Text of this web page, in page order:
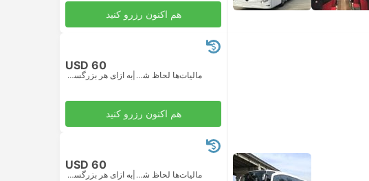
هم اکنون رزرو کنید
USD 60
مالیات‌ها لحاظ شده | به ازای هر بزرگسال
هم اکنون رزرو کنید
USD 60
مالیات‌ها لحاظ شده | به ازای هر بزرگسال